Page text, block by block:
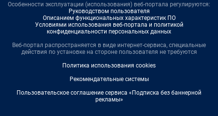
Особенности эксплуатации (использования) веб-портала регулируются:
Руководством пользователя
Описанием функциональных характеристик ПО
Условиями использования веб-портала и политикой
конфиденциальности персональных данных
Веб-портал распространяется в виде интернет-сервиса, специальные
действия по установке на стороне пользователя не требуются
Политика использования cookies
Рекомендательные системы
Пользовательское соглашение сервиса «Подписка без баннерной
рекламы»